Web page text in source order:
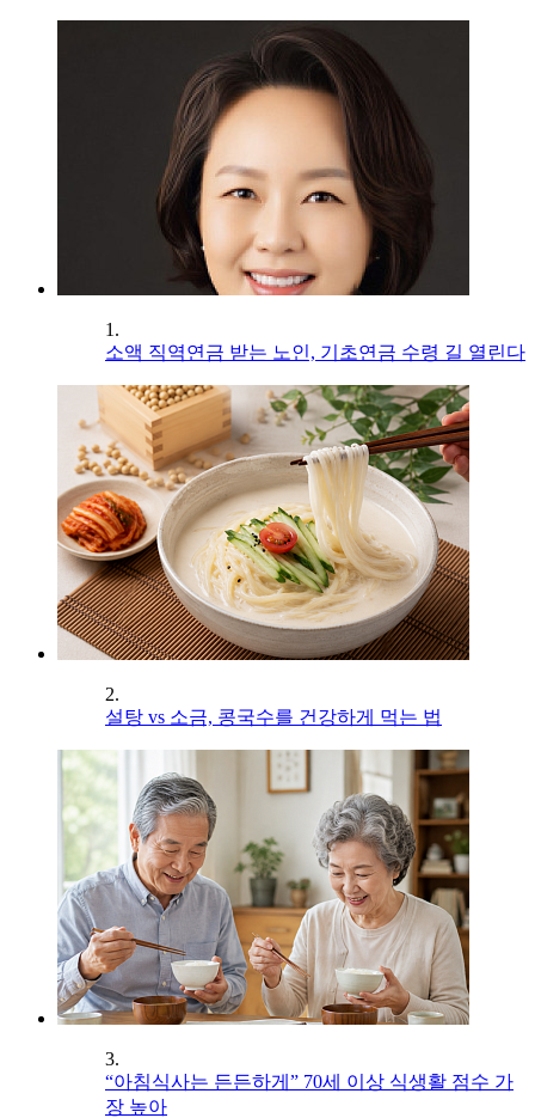
1.
소액 직역연금 받는 노인, 기초연금 수령 길 열린다
2.
설탕 vs 소금, 콩국수를 건강하게 먹는 법
3.
“아침식사는 든든하게” 70세 이상 식생활 점수 가
장 높아